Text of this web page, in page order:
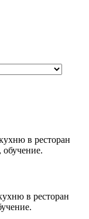
в ресторан
в ресторан